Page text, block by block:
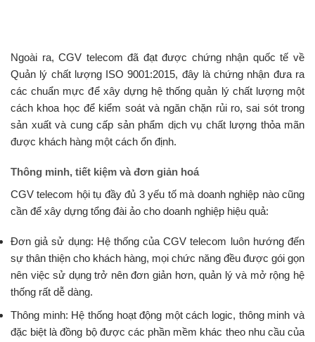
Ngoài ra, CGV telecom đã đạt được chứng nhận quốc tế về
Quản lý chất lượng ISO 9001:2015, đây là chứng nhận đưa ra
các chuẩn mực để xây dựng hệ thống quản lý chất lượng một
cách khoa học để kiểm soát và ngăn chặn rủi ro, sai sót trong
sản xuất và cung cấp sản phẩm dịch vụ chất lượng thỏa mãn
được khách hàng một cách ổn định.
Thông minh, tiết kiệm và đơn giản hoá
CGV telecom hội tụ đầy đủ 3 yếu tố mà doanh nghiệp nào cũng
cần để xây dựng tổng đài ảo cho doanh nghiệp hiệu quả:
Đơn giả sử dụng: Hệ thống của CGV telecom luôn hướng đến
sự thân thiện cho khách hàng, mọi chức năng đều được gói gọn
nên việc sử dụng trở nên đơn giản hơn, quản lý và mở rộng hệ
thống rất dễ dàng.
Thông minh: Hệ thống hoạt động một cách logic, thông minh và
đặc biệt là đồng bộ được các phần mềm khác theo nhu cầu của